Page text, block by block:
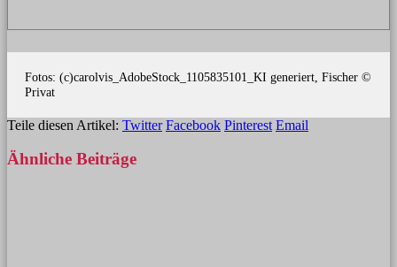
Fotos: (c)carolvis_AdobeStock_1105835101_KI generiert, Fischer ©
Privat
Teile diesen Artikel: Twitter Facebook Pinterest Email
Ähnliche Beiträge